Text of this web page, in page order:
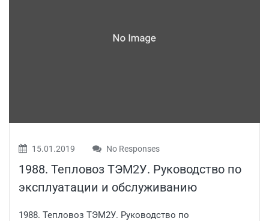
15.01.2019 No Responses
1988. Тепловоз ТЭМ2У. Руководство по
эксплуатации и обслуживанию
1988. Тепловоз ТЭМ2У. Руководство по